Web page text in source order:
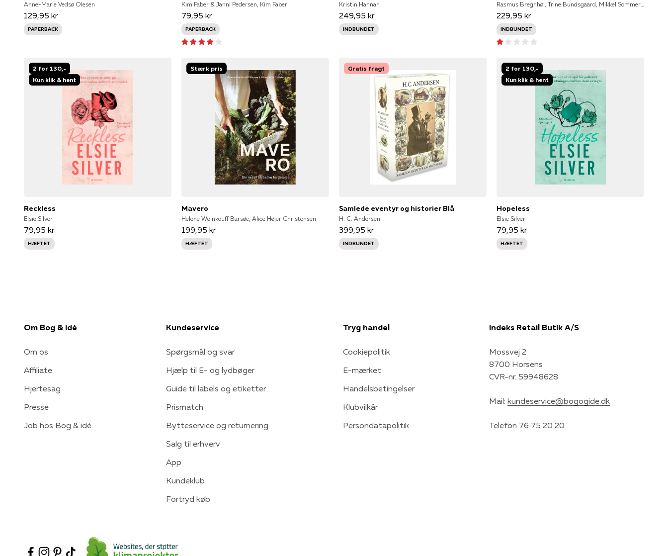
Anne-Marie Vedsø Olesen
129,95 kr
PAPERBACK
Kim Faber & Janni Pedersen, Kim Faber
79,95 kr
PAPERBACK
Kristin Hannah
249,95 kr
INDBUNDET
Rasmus Bregnhøi, Trine Bundsgaard, Mikkel Sommer Christensen, Kirsten Sonne Harild, Charlotte Pardi, Glenn Ringtved, StineStregen, Inger Tobiasen, Marianne Verge, Alberte Winding, StineStregen NULL
229,95 kr
INDBUNDET
2 for 130,-
Kun klik & hent
Reckless
Elsie Silver
79,95 kr
HÆFTET
Stærk pris
Mavero
Helene Weinkouff Barsøe, Alice Højer Christensen
199,95 kr
HÆFTET
Gratis fragt
Samlede eventyr og historier Blå
H. C. Andersen
399,95 kr
INDBUNDET
2 for 130,-
Kun klik & hent
Hopeless
Elsie Silver
79,95 kr
HÆFTET
Om Bog & idé
Om os
Affiliate
Hjertesag
Presse
Job hos Bog & idé
Kundeservice
Spørgsmål og svar
Hjælp til E- og lydbøger
Guide til labels og etiketter
Prismatch
Bytteservice og returnering
Salg til erhverv
App
Kundeklub
Fortryd køb
Tryg handel
Cookiepolitik
E-mærket
Handelsbetingelser
Klubvilkår
Persondatapolitik
Indeks Retail Butik A/S
Mossvej 2
8700 Horsens
CVR-nr. 59948628
Mail: kundeservice@bogogide.dk
Telefon 76 75 20 20